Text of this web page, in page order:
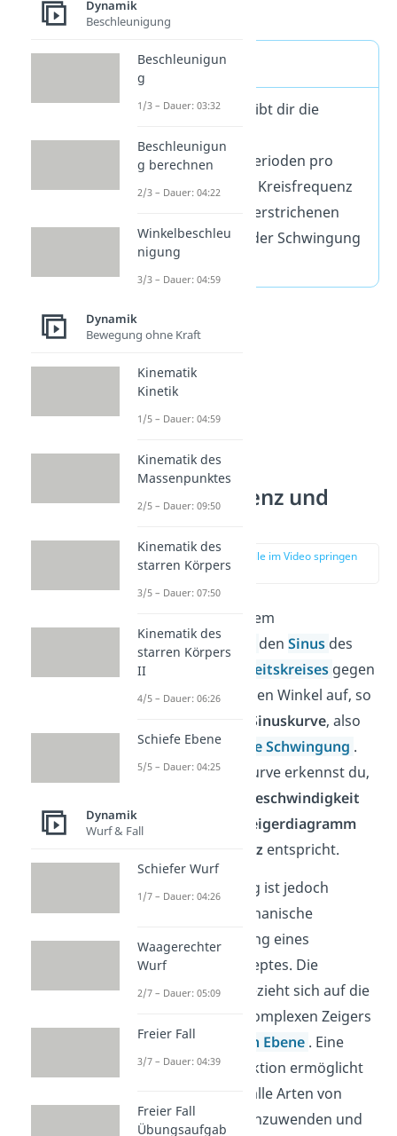
Merke
Die Frequenz gibt dir die
Schwingungsperioden pro
Zeiteinheit. Die Kreisfrequenz
gibt dir den überstrichenen
Phasenwinkel der Schwingung
pro Zeiteinheit.
Kreisfrequenz und
zur Stelle im Video springen
(00:53)
Trägst du bei einem
Zeigerdiagramm
den Sinus des
Winkels des
Einheitskreises gegen
den überstrichenen Winkel auf, so
Sinuskurve, also
eineharmonische Schwingung .
Anhand dieser Kurve erkennst du,
Winkelgeschwindigkeit
des Zeigers im
Zeigerdiagramm
Kreisfrequenzentspricht.
Diese Darstellung ist jedoch
lediglich die mechanische
Veranschaulichung eines
abstrakten Konzeptes. Die
Kreisfrequenz
bezieht sich auf die
eines komplexen Zeigers
in derkomplexen Ebene . Eine
derartige Abstraktion ermöglicht
es dir, diese auf alle Arten von
Schwingungen
anzuwenden und
Dynamik
Beschleunigung
Beschleunigun
g
1/3 – Dauer: 03:32
Beschleunigun
g berechnen
2/3 – Dauer: 04:22
Winkelbeschleu
nigung
3/3 – Dauer: 04:59
Dynamik
Bewegung ohne Kraft
Kinematik
Kinetik
1/5 – Dauer: 04:59
Kinematik des
Massenpunktes
2/5 – Dauer: 09:50
Kinematik des
starren Körpers
3/5 – Dauer: 07:50
Kinematik des
starren Körpers
II
4/5 – Dauer: 06:26
Schiefe Ebene
5/5 – Dauer: 04:25
Dynamik
Wurf & Fall
Schiefer Wurf
1/7 – Dauer: 04:26
Waagerechter
Wurf
2/7 – Dauer: 05:09
Freier Fall
3/7 – Dauer: 04:39
Freier Fall
Übungsaufgab